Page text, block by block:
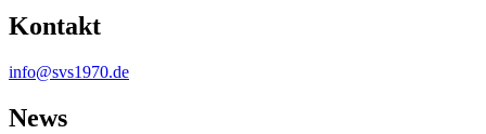
Kontakt
info@svs1970.de
News